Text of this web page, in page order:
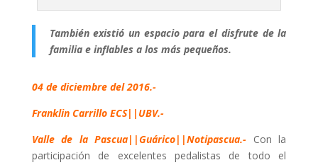
También existió un espacio para el disfrute de la
familia e inflables a los más pequeños.
04 de diciembre del 2016.-
Franklin Carrillo ECS||UBV.-
Valle de la Pascua||Guárico||Notipascua.- Con la
participación de excelentes pedalistas de todo el